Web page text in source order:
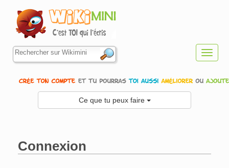
Ce que tu peux faire
Connexion